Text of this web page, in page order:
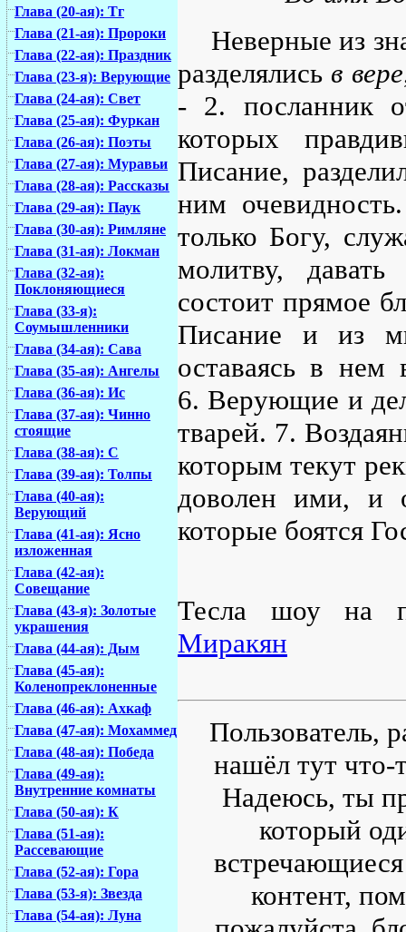
Глава (20-ая): Тг
Глава (21-ая): Пророки
Глава (22-ая): Праздник
Глава (23-я): Верующие
Глава (24-ая): Свет
Глава (25-ая): Фуркан
Глава (26-ая): Поэты
Глава (27-ая): Муравьи
Глава (28-ая): Рассказы
Глава (29-ая): Паук
Глава (30-ая): Римляне
Глава (31-ая): Локман
Глава (32-ая):
Поклоняющиеся
Глава (33-я):
Соумышленники
Глава (34-ая): Сава
Глава (35-ая): Ангелы
Глава (36-ая): Ис
Глава (37-ая): Чинно
стоящие
Глава (38-ая): С
Глава (39-ая): Толпы
Глава (40-ая):
Верующий
Глава (41-ая): Ясно
изложенная
Глава (42-ая):
Совещание
Глава (43-я): Золотые
украшения
Глава (44-ая): Дым
Глава (45-ая):
Коленопреклоненные
Глава (46-ая): Ахкаф
Глава (47-ая): Мохаммед
Глава (48-ая): Победа
Глава (49-ая):
Внутренние комнаты
Глава (50-ая): К
Глава (51-ая):
Рассевающие
Глава (52-ая): Гора
Глава (53-я): Звезда
Глава (54-ая): Луна
Неверные из
разделялись в вере
- 2. посланник
которых
Писание,
ним
только Богу,
молитву,
состоит прямое
Писание и из
оставаясь в
6. Верующие и
тварей. 7.
которым текут
доволен ими, и
которые боятся
Тесла шоу на
Миракян
Пользователь,
нашёл тут что-
Надеюсь, ты
который
контент,